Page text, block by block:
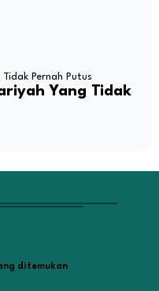
Yang Tidak
ditemukan